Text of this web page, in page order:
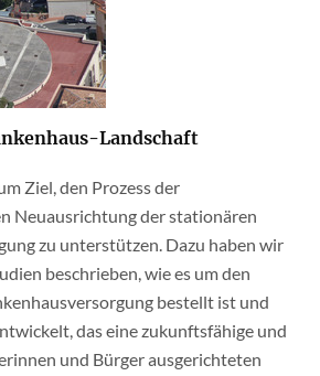
Landschaft
Ziel, den Prozess der
Neuausrichtung der stationären
zu unterstützen. Dazu haben wir
beschrieben, wie es um den
bestellt ist und
das eine zukunftsfähige und
und Bürger ausgerichteten